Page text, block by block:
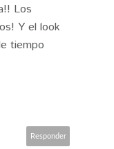
Los
Y el look
tiempo
Responder